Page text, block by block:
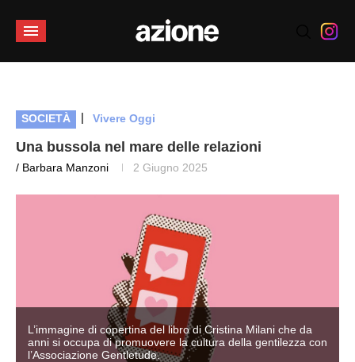
SOCIETÀ | Vivere Oggi
Una bussola nel mare delle relazioni
/ Barbara Manzoni 2 Giugno 2025
L’immagine di copertina del libro di Cristina Milani che da
anni si occupa di promuovere la cultura della gentilezza con
l’Associazione Gentletude.